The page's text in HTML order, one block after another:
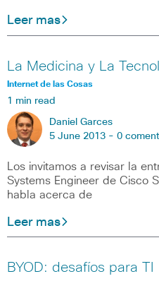
Leer mas
La Medicina y La
Internet de las Cosas
1 min read
Daniel Garces
5 June 2013 - 0
Los invitamos a revisar la
Systems Engineer de Cisco
habla acerca de
Leer mas
BYOD: desafíos para TI